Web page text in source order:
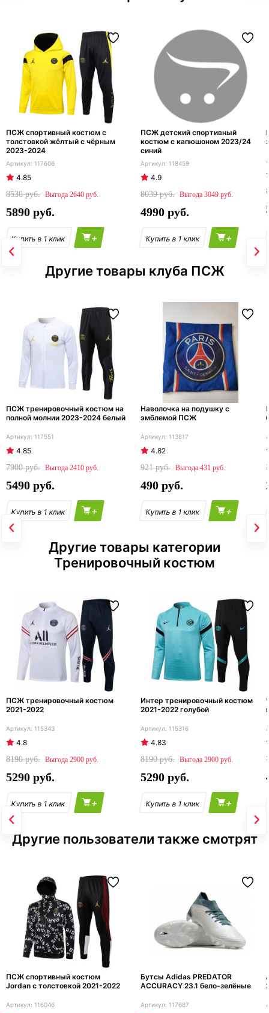
ПСЖ спортивный костюм с
толстовкой жёлтый с чёрным
2023-2024
117606
4.85
8530
2640
5890
+
ПСЖ детский спортивный
костюм с капюшоном 2023/24
синий
118459
4.9
8039
3049
4990
+
Другие товары клуба ПСЖ
ПСЖ тренировочный костюм на
полной молнии 2023-2024 белый
117551
4.85
7900
2410
5490
+
Наволочка на подушку с
эмблемой ПСЖ
113817
4.82
921
431
490
+
Другие товары категории
Тренировочный костюм
ПСЖ тренировочный костюм
2021-2022
115343
4.8
8190
2900
5290
+
Интер тренировочный костюм
2021-2022 голубой
115316
4.83
8190
2900
5290
+
Другие пользователи также смотрят
ПСЖ спортивный костюм
Jordan с толстовкой 2021-2022
116046
Бутсы Adidas PREDATOR
ACCURACY 23.1 бело-зелёные
117687